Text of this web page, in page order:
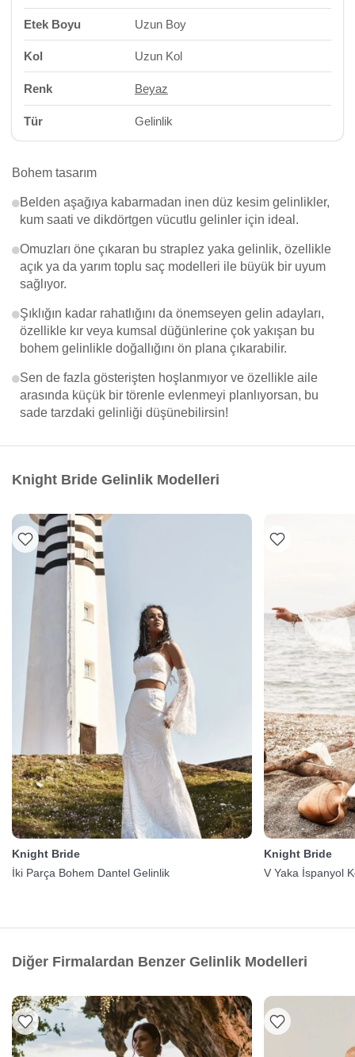
Etek Boyu Uzun Boy
Kol Uzun Kol
Renk Beyaz
Tür Gelinlik
Bohem tasarım
Belden aşağıya kabarmadan inen düz kesim gelinlikler,
kum saati ve dikdörtgen vücutlu gelinler için ideal.
Omuzları öne çıkaran bu straplez yaka gelinlik, özellikle
açık ya da yarım toplu saç modelleri ile büyük bir uyum
sağlıyor.
Şıklığın kadar rahatlığını da önemseyen gelin adayları,
özellikle kır veya kumsal düğünlerine çok yakışan bu
bohem gelinlikle doğallığını ön plana çıkarabilir.
Sen de fazla gösterişten hoşlanmıyor ve özellikle aile
arasında küçük bir törenle evlenmeyi planlıyorsan, bu
sade tarzdaki gelinliği düşünebilirsin!
Knight Bride Gelinlik Modelleri
Knight Bride
İki Parça Bohem Dantel Gelinlik
Knight Bride
V Yaka İspanyol
Diğer Firmalardan Benzer Gelinlik Modelleri